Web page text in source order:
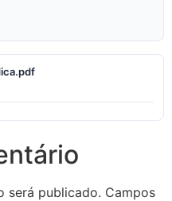
será publicado. Campos